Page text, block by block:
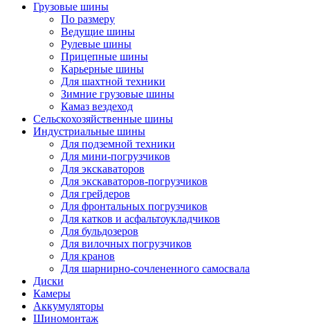
Грузовые шины
По размеру
Ведущие шины
Рулевые шины
Прицепные шины
Карьерные шины
Для шахтной техники
Зимние грузовые шины
Камаз вездеход
Сельскохозяйственные шины
Индустриальные шины
Для подземной техники
Для мини-погрузчиков
Для экскаваторов
Для экскаваторов-погрузчиков
Для грейдеров
Для фронтальных погрузчиков
Для катков и асфальтоукладчиков
Для бульдозеров
Для вилочных погрузчиков
Для кранов
Для шарнирно-сочлененного самосвала
Диски
Камеры
Аккумуляторы
Шиномонтаж